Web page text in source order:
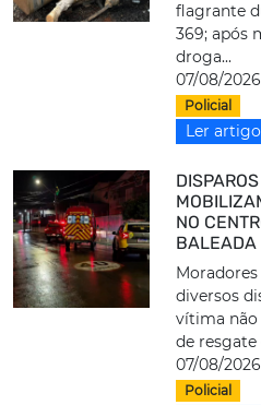
flagrante
369; após
droga...
07/08/
Policial
Ler artigo
NO
BALEADA
diversos
vítima não
de resgate
07/08/2026
Policial